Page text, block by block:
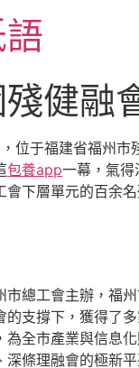
健融
位于福建省福州市
包養app一幕，氣得
會下層單元的百余
市總工會主辦，福
的支撐下，獲得了
為全市產業與信息
條理融會的極新平